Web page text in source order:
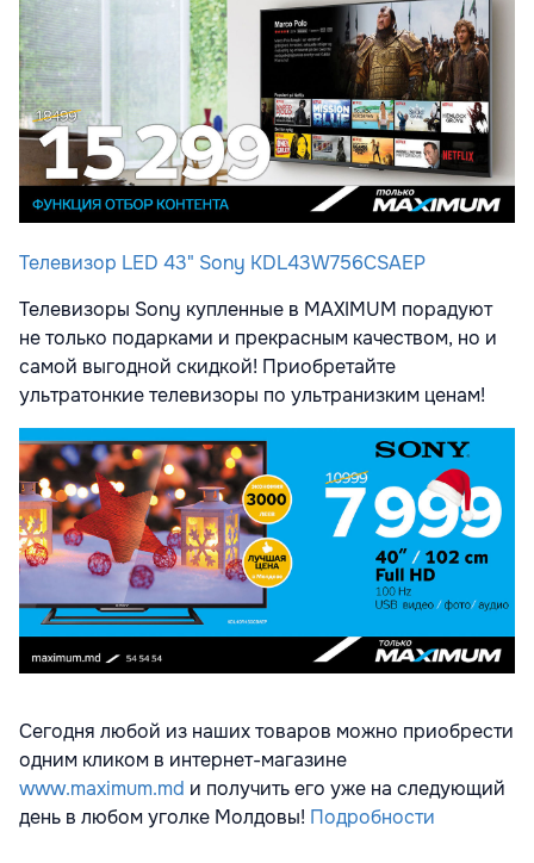
Телевизор LED 43" Sony KDL43W756CSAEP
Телевизоры Sony купленные в MAXIMUM порадуют
не только подарками и прекрасным качеством, но и
самой выгодной скидкой! Приобретайте
ультратонкие телевизоры по ультранизким ценам!
Сегодня любой из наших товаров можно приобрести
одним кликом в интернет-магазине
www.maximum.md и получить его уже на следующий
день в любом уголке Молдовы! Подробности